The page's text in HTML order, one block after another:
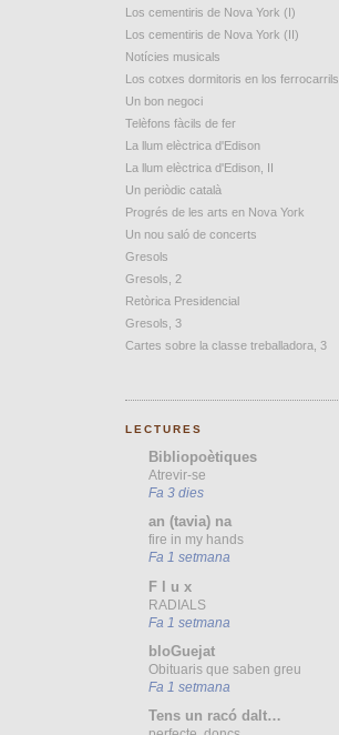
Los cementiris de Nova York (I)
Los cementiris de Nova York (II)
Notícies musicals
Los cotxes dormitoris en los ferrocarrils
Un bon negoci
Telèfons fàcils de fer
La llum elèctrica d'Edison
La llum elèctrica d'Edison, II
Un periòdic català
Progrés de les arts en Nova York
Un nou saló de concerts
Gresols
Gresols, 2
Retòrica Presidencial
Gresols, 3
Cartes sobre la classe treballadora, 3
LECTURES
Bibliopoètiques
Atrevir-se
Fa 3 dies
an (tavia) na
fire in my hands
Fa 1 setmana
F l u x
RADIALS
Fa 1 setmana
bloGuejat
Obituaris que saben greu
Fa 1 setmana
Tens un racó dalt…